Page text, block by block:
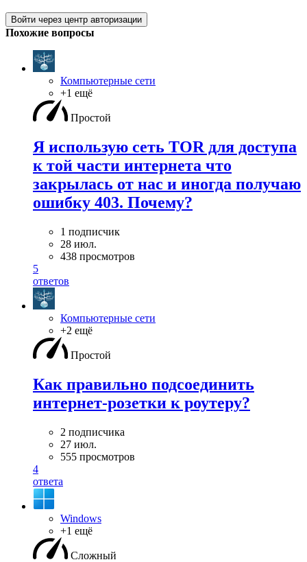
Войти через центр авторизации
Похожие вопросы
Компьютерные сети
+1 ещё
Простой
Я использую сеть TOR для доступа
к той части интернета что
закрылась от нас и иногда получаю
ошибку 403. Почему?
1 подписчик
28 июл.
438 просмотров
5
ответов
Компьютерные сети
+2 ещё
Простой
Как правильно подсоединить
интернет-розетки к роутеру?
2 подписчика
27 июл.
555 просмотров
4
ответа
Windows
+1 ещё
Сложный